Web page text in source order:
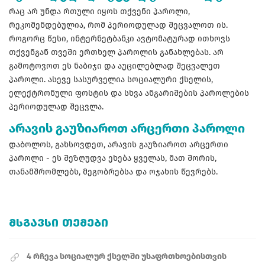
რაც არ უნდა რთული იყოს თქვენი პაროლი,
რეკომენდებულია, რომ პერიოდულად შეცვალოთ ის.
როგორც წესი, ინტერნეტბანკი ავტომატურად ითხოვს
თქვენგან თვეში ერთხელ პაროლის განახლებას. არ
გამოტოვოთ ეს ნაბიჯი და აუცილებლად შეცვალეთ
პაროლი. ასევე სასურველია სოციალური ქსელის,
ელექტრონული ფოსტის და სხვა ანგარიშების პაროლების
პერიოდულად შეცვლა.
არავის გაუზიაროთ არცერთი პაროლი
დაბოლოს, გახსოვდეთ, არავის გაუზიაროთ არცერთი
პაროლი - ეს შეზღუდვა ეხება ყველას, მათ შორის,
თანამშრომლებს, მეგობრებსა და ოჯახის წევრებს.
ᲛᲡᲒᲐᲕᲡᲘ ᲗᲔᲛᲔᲑᲘ
4 რჩევა სოციალურ ქსელში უსაფრთხოებისთვის